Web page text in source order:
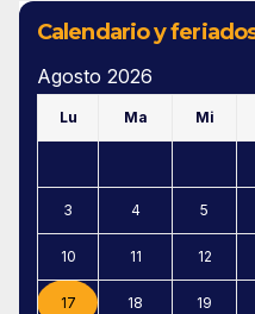
Calendario y
Agosto 2026
Lu Ma Mi
3 4 5
10 11 12
17 18 19